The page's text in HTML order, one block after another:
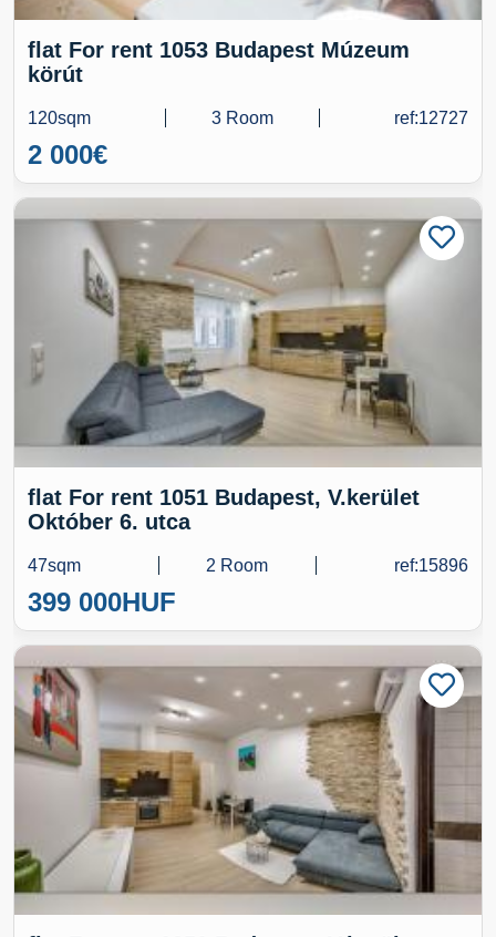
flat For rent 1053 Budapest Múzeum
körút
120sqm 3 Room ref:12727
2 000€
flat For rent 1051 Budapest, V.kerület
Október 6. utca
47sqm 2 Room ref:15896
399 000HUF